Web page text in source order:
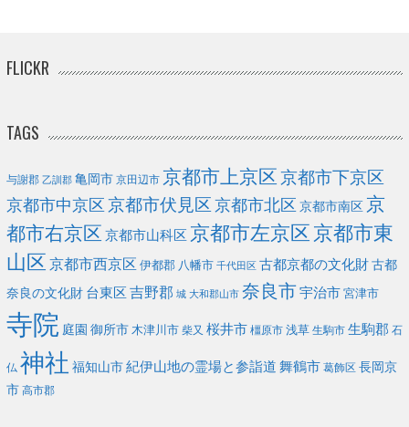
FLICKR
TAGS
与謝郡 乙訓郡 亀岡市 京田辺市 京都市上京区京都市下京区
京都市中京区京都市伏見区京都市北区 京都市南区 京
都市右京区 京都市山科区 京都市左京区京都市東
山区京都市西京区 伊都郡 八幡市 千代田区 古都京都の文化財古都
奈良の文化財 台東区 吉野郡 城 大和郡山市 奈良市宇治市 宮津市
寺院 庭園 御所市 木津川市 柴又 桜井市 橿原市 浅草 生駒市 生駒郡 石
仏 神社 福知山市紀伊山地の霊場と参詣道 舞鶴市 葛飾区 長岡京
市 高市郡